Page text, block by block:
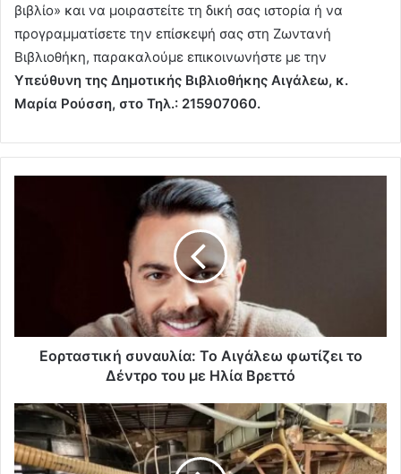
βιβλίο» και να μοιραστείτε τη δική σας ιστορία ή να
προγραμματίσετε την επίσκεψή σας στη Ζωντανή
Βιβλιοθήκη, παρακαλούμε επικοινωνήστε με την
Υπεύθυνη της Δημοτικής Βιβλιοθήκης Αιγάλεω, κ.
Μαρία Ρούσση, στο Τηλ.: 215907060.
Εορταστική συναυλία: Το Αιγάλεω φωτίζει το
Δέντρο του με Ηλία Βρεττό